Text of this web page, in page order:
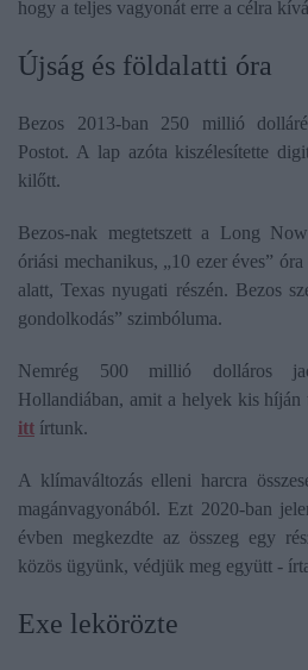
hogy a teljes vagyonát erre a célra
Újság és földalatti óra
Bezos 2013-ban 250 millió
Postot. A lap azóta kiszélesítette
kilőtt.
Bezos-nak megtetszett a Long
óriási mechanikus, „10 ezer éves”
alatt, Texas nyugati részén. Bezos
gondolkodás” szimbóluma.
Nemrég 500 millió dolláros
Hollandiában, amit a helyek kis híján
itt írtunk.
A klímaváltozás elleni harcra
magánvagyonából. Ezt 2020-ban
évben megkezdte az összeg egy
közös ügyünk, védjük meg együtt -
Exe lekörözte